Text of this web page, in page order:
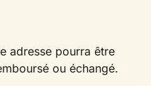
adresse pourra être
ou échangé.